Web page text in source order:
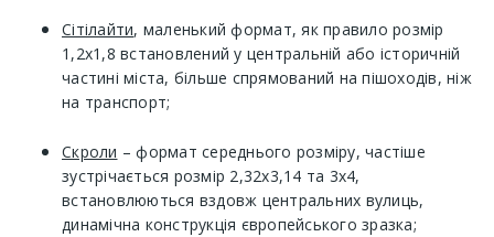
Сітілайти, маленький формат, як правило розмір
1,2х1,8 встановлений у центральній або історичній
частині міста, більше спрямований на пішоходів, ніж
на транспорт;
Скроли – формат середнього розміру, частіше
зустрічається розмір 2,32х3,14 та 3х4,
встановлюються вздовж центральних вулиць,
динамічна конструкція європейського зразка;